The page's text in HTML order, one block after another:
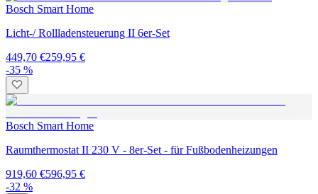
Bosch Smart Home
Licht-/ Rollladensteuerung II 6er-Set
449,70 €259,95 €
-35 %
Bosch Smart Home
Raumthermostat II 230 V - 8er-Set - für Fußbodenheizungen
919,60 €596,95 €
-32 %